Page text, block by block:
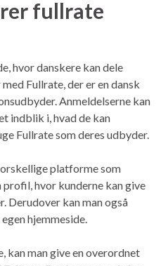
fullrate
hvor danskere kan dele
Fullrate, der er en dansk
Anmeldelserne kan
indblik i, hvad de kan
Fullrate som deres udbyder.
platforme som
hvor kunderne kan give
Derudover kan man også
hjemmeside.
kan man give en overordnet